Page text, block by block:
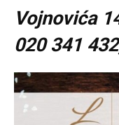
Vojnovića
020 341